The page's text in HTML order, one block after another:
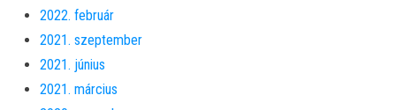
2022. február
2021. szeptember
2021. június
2021. március